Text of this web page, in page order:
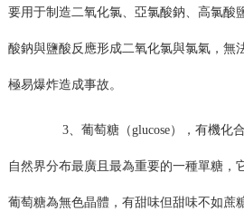
要用于制造二氧化氯、亞氯酸鈉、高氯酸
酸鈉與鹽酸反應形成二氧化氯與氯氣，無
極易爆炸造成事故。
3、葡萄糖（glucose），有機化合
自然界分布最廣且最為重要的一種單糖，
葡萄糖為無色晶體，有甜味但甜味不如蔗